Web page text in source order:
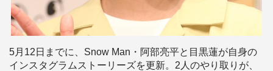
5月12日までに、Snow Man・阿部亮平と目黒蓮が自身の
インスタグラムストーリーズを更新。2人のやり取りが、